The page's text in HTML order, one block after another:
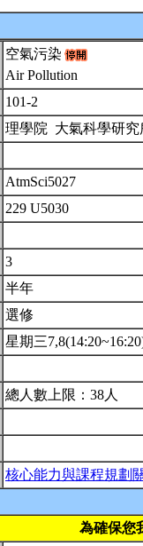
空氣污染
Air Pollution
101-2
理學院 大氣科學研究
AtmSci5027
229 U5030
3
半年
選修
星期三
總人數上限：38人
核心能力與課程規劃
為確保您